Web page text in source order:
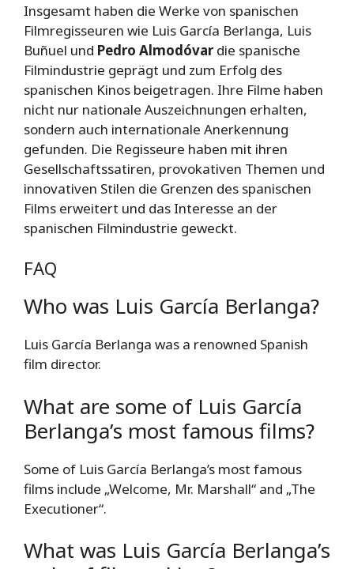
Insgesamt haben die Werke von spanischen
Filmregisseuren wie Luis García Berlanga, Luis
Buñuel und Pedro Almodóvardie spanische
Filmindustrie geprägt und zum Erfolg des
spanischen Kinos beigetragen. Ihre Filme haben
nicht nur nationale Auszeichnungen erhalten,
sondern auch internationale Anerkennung
gefunden. Die Regisseure haben mit ihren
Gesellschaftssatiren, provokativen Themen und
innovativen Stilen die Grenzen des spanischen
Films erweitert und das Interesse an der
spanischen Filmindustrie geweckt.
FAQ
Who was Luis García Berlanga?
Luis García Berlanga was a renowned Spanish
film director.
What are some of Luis García
Berlanga’s most famous films?
Some of Luis García Berlanga’s most famous
films include „Welcome, Mr. Marshall“ and „The
Executioner“.
What was Luis García Berlanga’s